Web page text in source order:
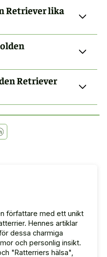
Retriever lika
Retriever
författare med ett unikt
Hennes artiklar
dessa charmiga
och personlig insikt.
"Ratterriers hälsa",